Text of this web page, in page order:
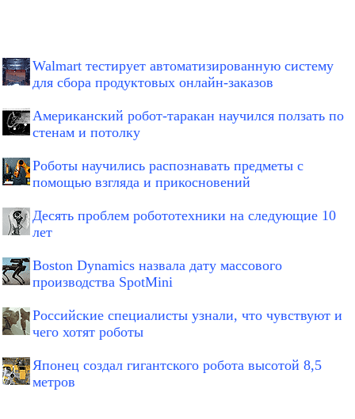
Walmart тестирует автоматизированную систему
для сбора продуктовых онлайн-заказов
Американский робот-таракан научился ползать по
стенам и потолку
Роботы научились распознавать предметы с
помощью взгляда и прикосновений
Десять проблем робототехники на следующие 10
лет
Boston Dynamics назвала дату массового
производства SpotMini
Российские специалисты узнали, что чувствуют и
чего хотят роботы
Японец создал гигантского робота высотой 8,5
метров